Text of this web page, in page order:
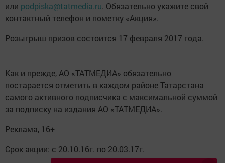
или podpiska@tatmedia.ru. Обязательно укажите свой
контактный телефон и пометку «Акция».
Розыгрыш призов состоится 17 февраля 2017 года.
Как и прежде, АО «ТАТМЕДИА» обязательно
постарается отметить в каждом районе Татарстана
самого активного подписчика с максимальной суммой
за подписку на издания АО «ТАТМЕДИА».
Реклама, 16+
Срок акции: с 20.10.16г. по 20.03.17г.